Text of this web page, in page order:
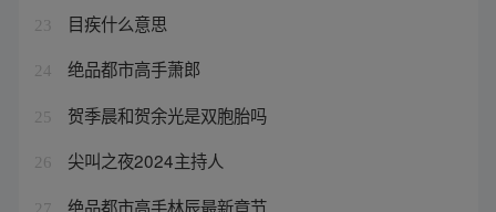
23 目疾什么意思
24 绝品都市高手萧郎
25 贺季晨和贺余光是双胞胎吗
26 尖叫之夜2024主持人
27 绝品都市高手林辰最新章节